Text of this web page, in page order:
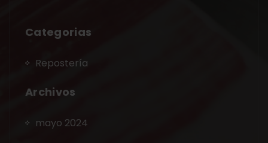
Categorias
Repostería
Archivos
mayo 2024